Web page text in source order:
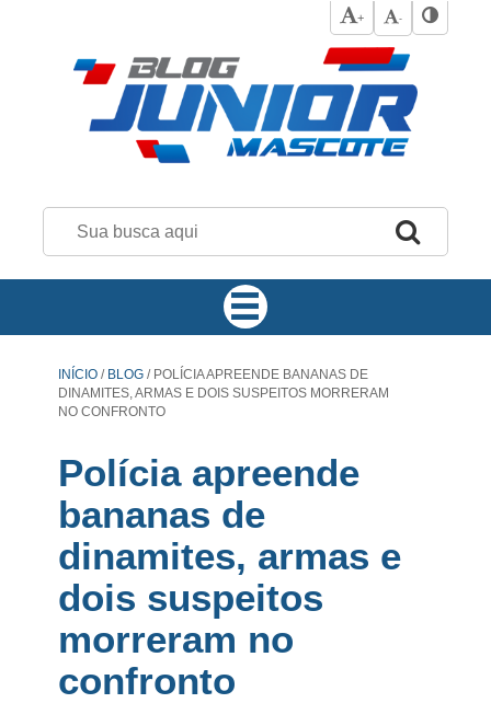
+ -
INÍCIO / BLOG /POLÍCIA APREENDE BANANAS DE
DINAMITES, ARMAS E DOIS SUSPEITOS MORRERAM
NO CONFRONTO
Polícia apreende
bananas de
dinamites, armas e
dois suspeitos
morreram no
confronto